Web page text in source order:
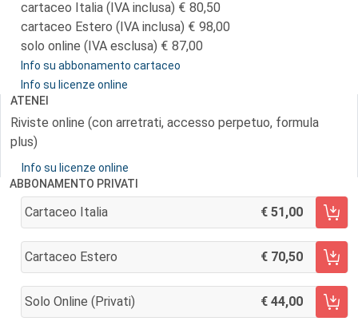
cartaceo Italia (IVA inclusa)
80,50
cartaceo Estero (IVA inclusa)
98,00
solo online (IVA esclusa)
87,00
Info su abbonamento cartaceo
Info su licenze online
ATENEI
Riviste online (con arretrati, accesso perpetuo, formula
plus)
Info su licenze online
ABBONAMENTO PRIVATI
Cartaceo Italia 51,00
AGGIUNGI AL CARRELLO
Cartaceo Estero 70,50
AGGIUNGI AL CARRELLO
Solo Online (privati) 44,00
AGGIUNGI AL CARRELLO